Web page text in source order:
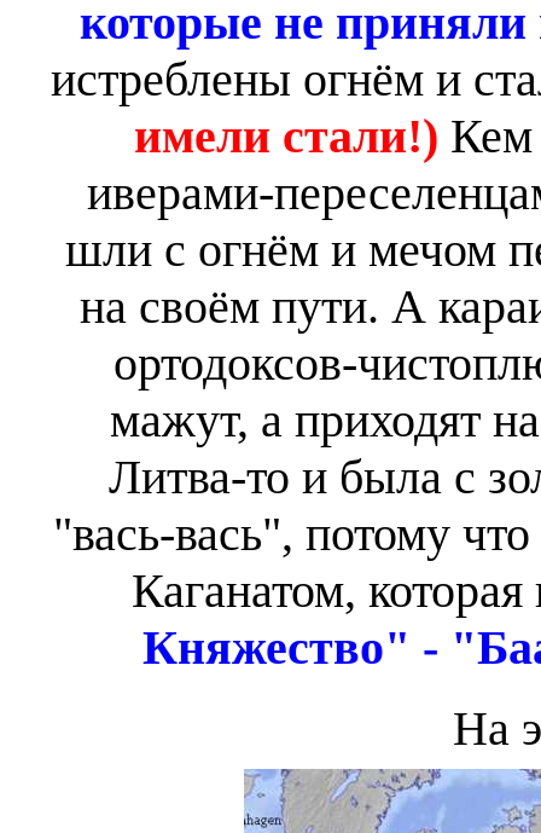
которые не приняли
истреблены огнём и
имели стали!) Кем
иверами-
шли с огнём и мечом
на своём пути. А
ортодоксов-
мажут, а приходят
Литва-то и была с
"вась-вась", потому
Каганатом,
Княжество" -
На